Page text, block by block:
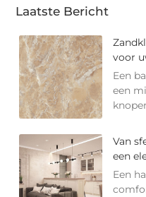
Laatste Bericht
voor
Een
een
Van
een
Een